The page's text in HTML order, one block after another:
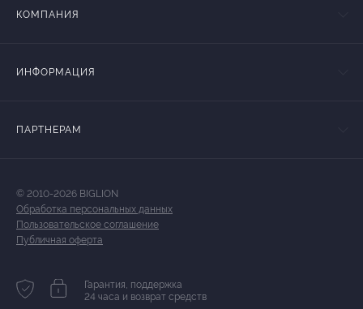
КОМПАНИЯ
ИНФОРМАЦИЯ
ПАРТНЕРАМ
© 2010-2026 BIGLION
Обработка персональных данных
Пользовательское соглашение
Публичная оферта
Гарантия, поддержка
24 часа и возврат средств